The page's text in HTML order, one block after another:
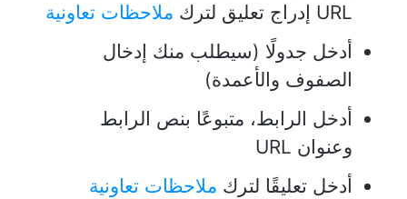
URL إدراج تعليق لترك
ملاحظات تعاونية
أدخل جدولًا (سيطلب منك إدخال
الصفوف والأعمدة)
أدخل الرابط، متبوعًا بنص الرابط
وعنوان URL
أدخل تعليقًا لترك ملاحظات تعاونية